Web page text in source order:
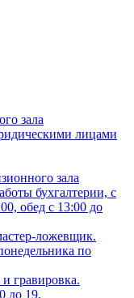
зала
лицами
зала
бухгалтерии, с
обед с 13:00 до
ложевщик.
по
гравировка.
до 19.